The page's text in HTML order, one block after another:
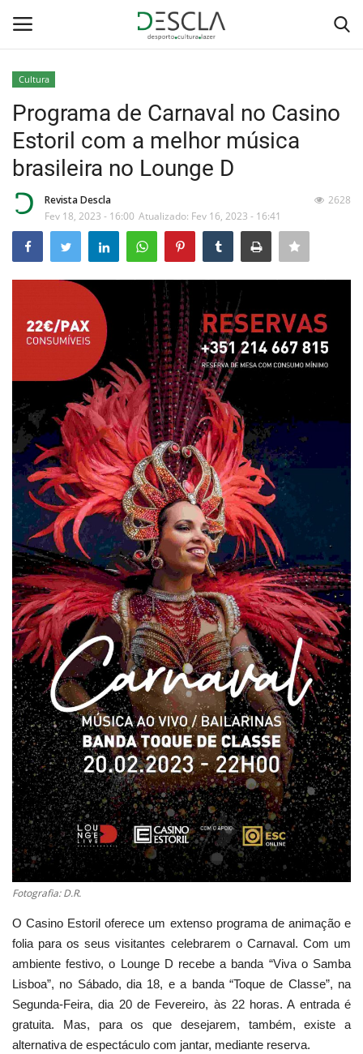
Home
Desporto
Educação
Estatuto Editorial
Saúde
Ficha técnica
Cultura
Lazer
Ambiente
Cultura
Programa de Carnaval no Casino
Estoril com a melhor música
brasileira no Lounge D
Revista Descla
Fev 18, 2023 - 16:00 Atualizado: Fev 16, 2023 - 16:41
2628
Fotografia: D.R.
O Casino Estoril oferece um extenso programa de animação e
folia para os seus visitantes celebrarem o Carnaval. Com um
ambiente festivo, o Lounge D recebe a banda “Viva o Samba
Lisboa”, no Sábado, dia 18, e a banda “Toque de Classe”, na
Segunda-Feira, dia 20 de Fevereiro, às 22 horas. A entrada é
gratuita. Mas, para os que desejarem, também, existe a
alternativa de espectáculo com jantar, mediante reserva.